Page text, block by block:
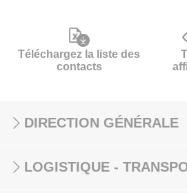
Téléchargez la liste des
contacts
DIRECTION GÉNÉRALE
LOGISTIQUE -